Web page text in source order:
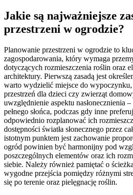
Jakie są najważniejsze
przestrzeni w ogrodzie?
Planowanie przestrzeni w ogrodzie to
zagospodarowania, który wymaga
dotyczących rozmieszczenia roślin oraz
architektury. Pierwszą zasadą jest
warto wydzielić miejsce do wypoczynku,
przestrzeń dla dzieci czy zwierząt
uwzględnienie aspektu nasłonecznienia
pełnego słońca, podczas gdy inne
odpowiednio rozplanować ich
dostępności światła słonecznego przez
istotnym punktem jest zachowanie
ogród powinien być harmonijny pod
poszczególnych elementów oraz ich
siebie. Należy również pamiętać o
wygodne przejścia pomiędzy różnymi
się po terenie oraz pielęgnację roślin.